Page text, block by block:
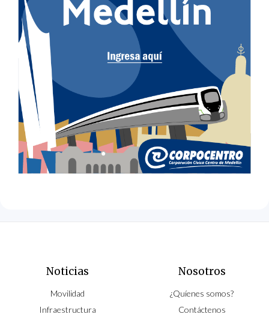
Noticias
Movilidad
Infraestructura
Nosotros
¿Quíenes somos?
Contáctenos